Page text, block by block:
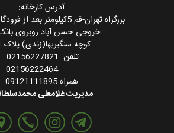
آدرس کارخانه:
بزرگراه تهران-قم 5کیلومتر بعد از فرودگاه امام خمینی
خروجی حسن آباد روبروی
کوچه سنگبریها(زندی) پلاک 11
تلفن: 02156227821
02156222464
همراه:09121111895
مدیریت غلامعلی